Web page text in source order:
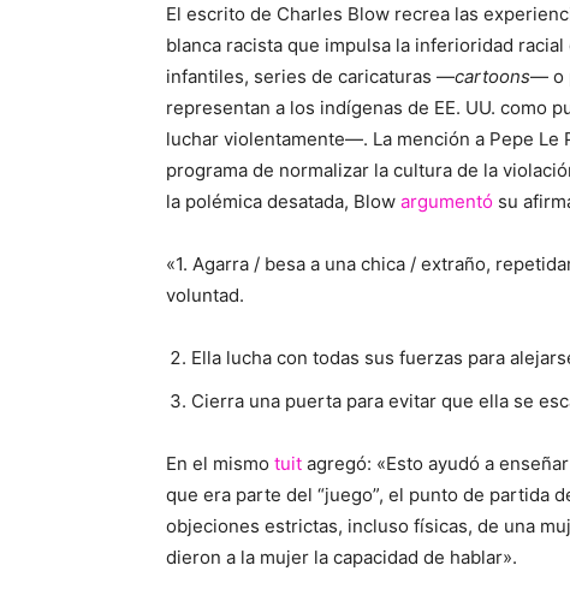
El escrito de Charles Blow recrea las
blanca racista que impulsa la inferioridad
infantiles, series de caricaturas —cartoons— o
representan a los indígenas de EE. UU. como
luchar violentamente—. La mención a Pepe Le
programa de normalizar la cultura de la
la polémica desatada, Blow argumentó su
«1. Agarra / besa a una chica / extraño,
voluntad.
Ella lucha con todas sus fuerzas para
Cierra una puerta para evitar que ella se
En el mismo tuit agregó: «Esto ayudó a
que era parte del “juego”, el punto de partida
objeciones estrictas, incluso físicas, de una
dieron a la mujer la capacidad de hablar».